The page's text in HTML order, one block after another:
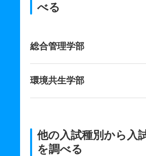
べる
総合管理学部
環境共生学部
他の入試種別から入
を調べる